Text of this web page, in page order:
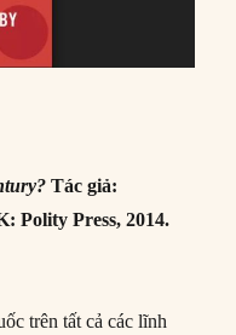
Tác giả:
Polity Press, 2014.
trên tất cả các lĩnh